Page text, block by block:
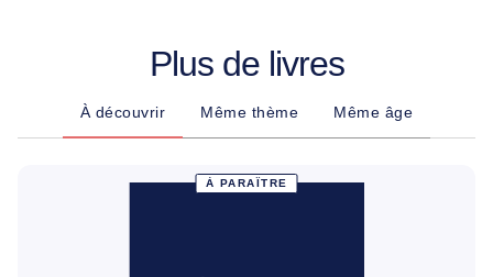
Plus de livres
À découvrir Même thème Même âge
À PARAÎTRE